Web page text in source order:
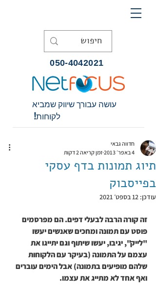
050-4042021
עושה עבורך שיווק שמביא
לקוחות!
תיוג תמונות בדף עסקי
בפייסבוק
חדווה גבאי
4 באפר׳ 2013
זמן קריאה 2 דקות
עודכן: 12 בספט׳ 2021
זה קורה הרבה לבעלי דפים. הם מפרסמים
פוסט עם תמונה ומחכים שאנשים יעשו
"לייק", יגיבו, יעשו שיתוף וגם יתייגו את
עצמם על התמונה (בעיקר עם הלקוחות
שלהם מופיעים בתמונה) אבל הימים עוברים
ואף אחד לא מתייג את עצמו.